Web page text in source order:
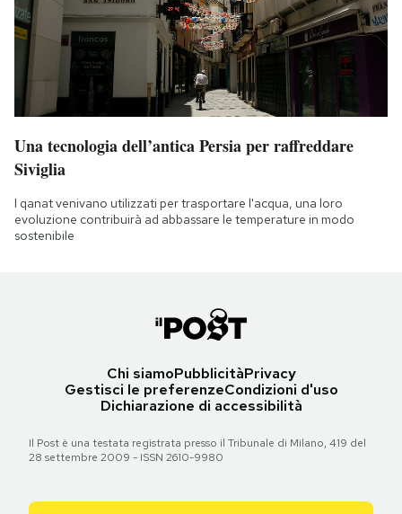
Una tecnologia dell’antica Persia per raffreddare
Siviglia
I qanat venivano utilizzati per trasportare l'acqua, una loro
evoluzione contribuirà ad abbassare le temperature in modo
sostenibile
Chi siamoPubblicitàPrivacy
Gestisci le preferenzeCondizioni d'uso
Dichiarazione di accessibilità
Il Post è una testata registrata presso il Tribunale di Milano, 419 del
28 settembre 2009 - ISSN 2610-9980